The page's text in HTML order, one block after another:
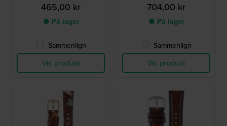
465,00 kr
● På lager
Sammenlign
Vis produkt
704,00 kr
● På lager
Sammenlign
Vis produkt